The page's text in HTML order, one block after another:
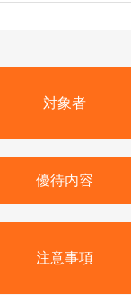
対象者
優待内容
注意事項